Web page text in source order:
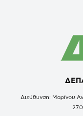
Διεύθυνση: Μαρίνου